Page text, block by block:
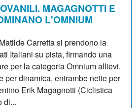
MAGAGNOTTI E
L'OMNIUM
Carretta si prendono la
Italiani su pista, firmando una
per la categoria Omnium allievi.
per dinamica, entrambe nette per
Erik Magagnotti (Ciclistica
di...